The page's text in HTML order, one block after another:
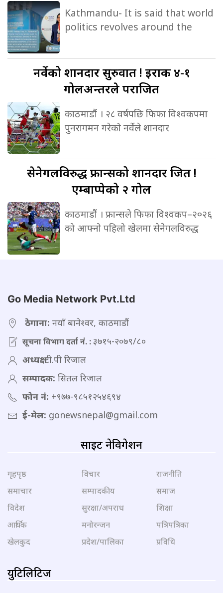
Kathmandu- It is said that world
politics revolves around the
नर्वेकोशानदार सुरुवात ! इराक ४-१
गोलअन्तरले पराजित
काठमाडौं । २८ वर्षपछि फिफा विश्वकपमा
पुनरागमन गरेको नर्वेले शानदार
सेनेगलविरुद्धफ्रान्सको शानदार जित !
एम्बाप्पेको २ गोल
काठमाडौं । फ्रान्सले फिफा विश्वकप–२०२६
को आफ्नो पहिलो खेलमा सेनेगलविरुद्ध
Go Media Network Pvt.Ltd
ठेगाना: नयाँ बानेश्वर, काठमाडौं
सूचना विभाग दर्ता नं. :३७१५-२०७९/८०
अध्यक्ष:टी.पी रिजाल
सम्पादक: सितल रिजाल
फोन नं: +९७७-९८५१२५४६९४
ई-मेल: gonewsnepal@gmail.com
साइट नेविगेशन
गृहपृष्ठ
समाचार
विदेश
आर्थिक
खेलकुद
विचार
सम्पादकीय
सुरक्षा/अपराध
मनोरन्जन
प्रदेश/पालिका
राजनीति
समाज
शिक्षा
पत्रिपत्रिका
प्रविधि
युटिलिटिज